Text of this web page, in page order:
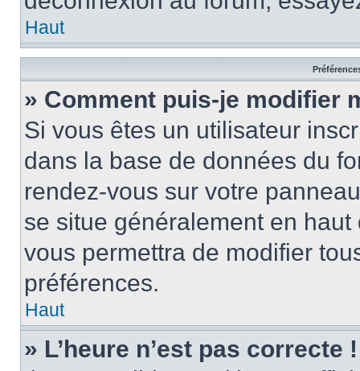
Haut
» Comment puis-je modifier
Si vous êtes un utilisateur
dans la base de données du
rendez-vous sur votre
se situe généralement en
vous permettra de modifier
préférences.
Haut
» L’heure n’est pas correcte !